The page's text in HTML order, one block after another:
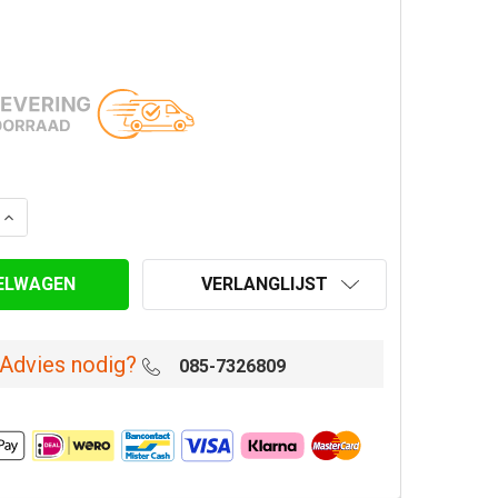
VAN SCHOORSTEENVEEGSET 5 METER MET
VERHOOG AANTAL VAN SCHOORSTEENVEEGSET 5
VERLANGLIJST
Advies nodig? 085-7326809